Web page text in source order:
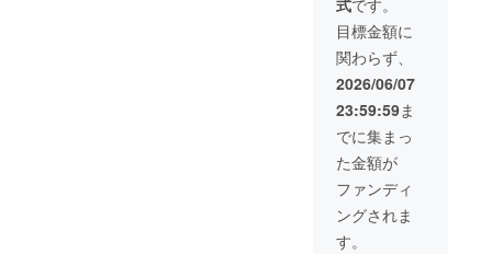
だきま
す。 ※
桜ネー
ムプ
レート
の内容
と異
なって
いても
かまい
ませ
ん。
③HP内
６文字
以内推
奨（１
名あた
りの幅
は統一
ま
す。）
の個人
名のみ
よりも
大きく
法人名
を掲
出。 ※
御芳名
は法
人、自
治体、
または
実在す
る団体
（競技
上の対
応は出
来かね
ます。
金との
交換は
できま
せん。
おつり
は出ま
せん。
③HP内
特設
ページ
へのデ
ジタル
芳名
くなる
ことが
ござい
ます。
②HP内
ページ
へのデ
芳名
※①と同
にて芳
実在す
る団体
（競技
団体・
NPO
の名称
に限り
ます。
※文字数
によっ
ては、
スペー
に使え
ます。
価格帯
約500～
750円）
※とよた
スポー
ツパー
ク店の
みで使
用可
能。 ※
使用期
式です。
目標金額に
関わらず、
2026/06/07
23:59:59ま
でに集まっ
た金額が
ファンディ
ングされま
す。